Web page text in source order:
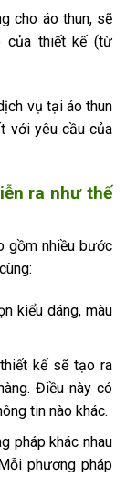
cho áo thun, sẽ
của thiết kế (từ
vụ tại áo thun
với yêu cầu của
ra như thế
gồm nhiều bước
kiểu dáng, màu
kế sẽ tạo ra
Điều này có
tin nào khác.
pháp khác nhau
phương pháp